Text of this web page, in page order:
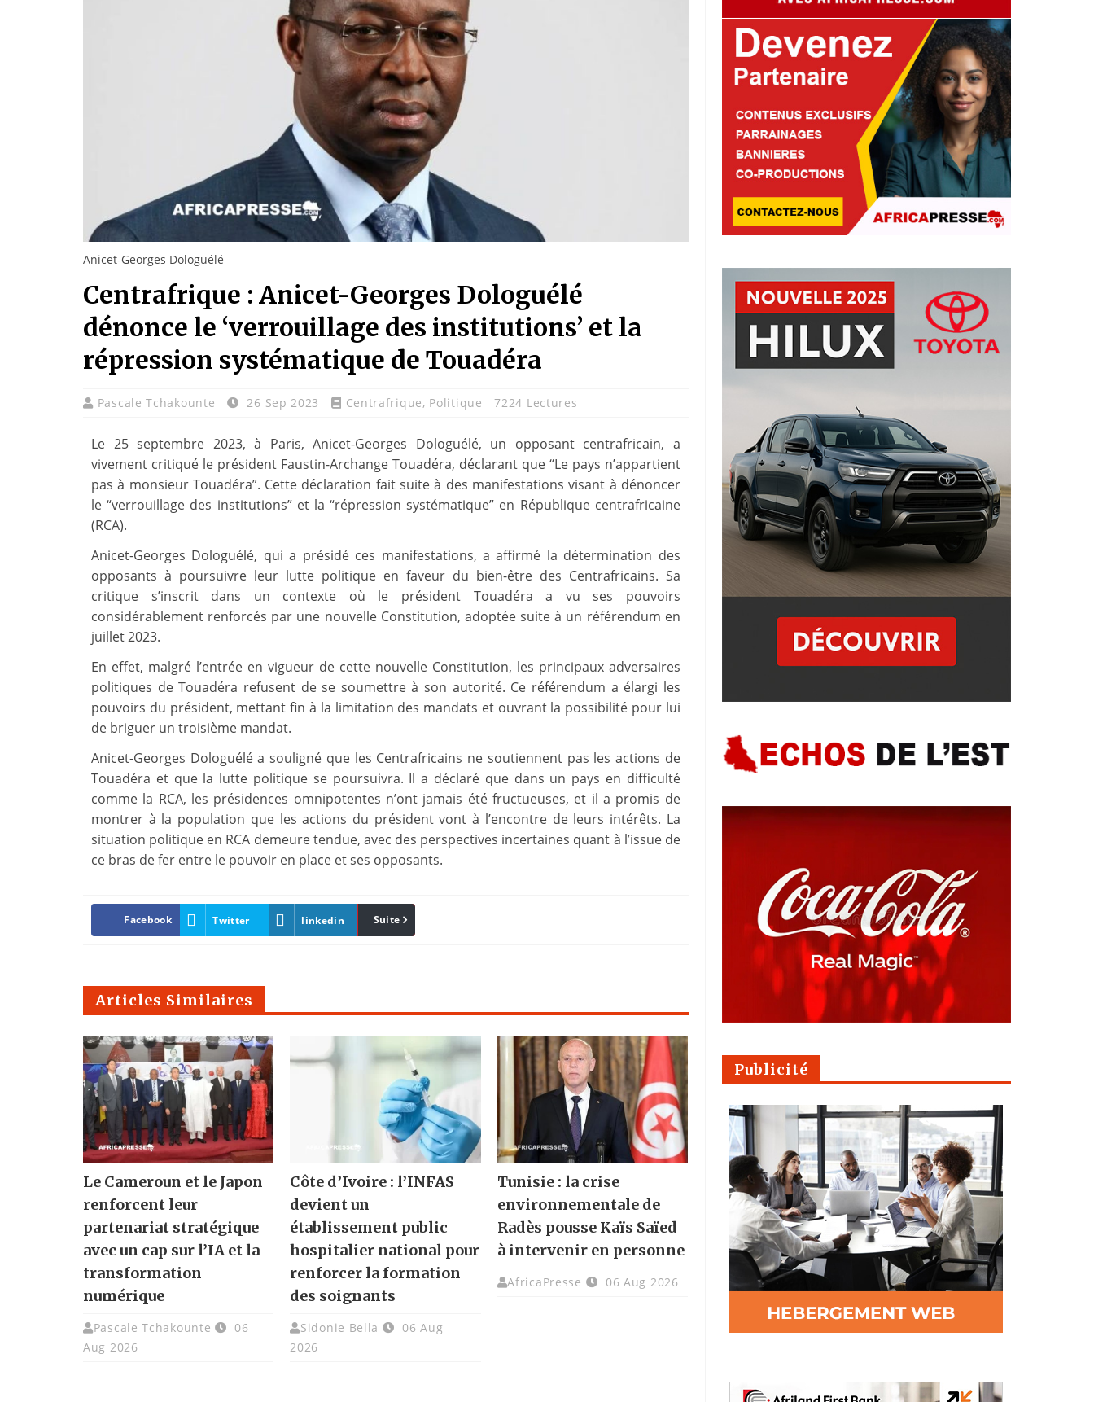
Anicet-Georges Dologuélé
Centrafrique : Anicet-Georges Dologuélé
dénonce le ‘verrouillage des institutions’ et la
répression systématique de Touadéra
Pascale Tchakounte 26 Sep 2023 Centrafrique, Politique 7224 Lectures
Le 25 septembre 2023, à Paris, Anicet-Georges Dologuélé, un opposant centrafricain, a
vivement critiqué le président Faustin-Archange Touadéra, déclarant que “Le pays n’appartient
pas à monsieur Touadéra”. Cette déclaration fait suite à des manifestations visant à dénoncer
le “verrouillage des institutions” et la “répression systématique” en République centrafricaine
(RCA).
Anicet-Georges Dologuélé, qui a présidé ces manifestations, a affirmé la détermination des
opposants à poursuivre leur lutte politique en faveur du bien-être des Centrafricains. Sa
critique s’inscrit dans un contexte où le président Touadéra a vu ses pouvoirs
considérablement renforcés par une nouvelle Constitution, adoptée suite à un référendum en
juillet 2023.
En effet, malgré l’entrée en vigueur de cette nouvelle Constitution, les principaux adversaires
politiques de Touadéra refusent de se soumettre à son autorité. Ce référendum a élargi les
pouvoirs du président, mettant fin à la limitation des mandats et ouvrant la possibilité pour lui
de briguer un troisième mandat.
Anicet-Georges Dologuélé a souligné que les Centrafricains ne soutiennent pas les actions de
Touadéra et que la lutte politique se poursuivra. Il a déclaré que dans un pays en difficulté
comme la RCA, les présidences omnipotentes n’ont jamais été fructueuses, et il a promis de
montrer à la population que les actions du président vont à l’encontre de leurs intérêts. La
situation politique en RCA demeure tendue, avec des perspectives incertaines quant à l’issue de
ce bras de fer entre le pouvoir en place et ses opposants.
Facebook Twitter linkedin Pinterest
Suite
Articles Similaires
Le Cameroun et le Japon
renforcent leur
partenariat stratégique
avec un cap sur l’IA et la
transformation
numérique
Pascale Tchakounte
06
Aug 2026
Côte d’Ivoire : l’INFAS
devient un
établissement public
hospitalier national pour
renforcer la formation
des soignants
Sidonie Bella
06 Aug
2026
Tunisie : la crise
environnementale de
Radès pousse Kaïs Saïed
à intervenir en personne
AfricaPresse 06 Aug 2026
Publicité